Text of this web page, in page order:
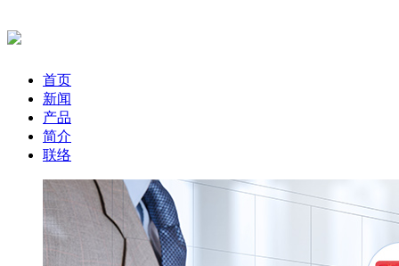
首页
新闻
产品
简介
联络